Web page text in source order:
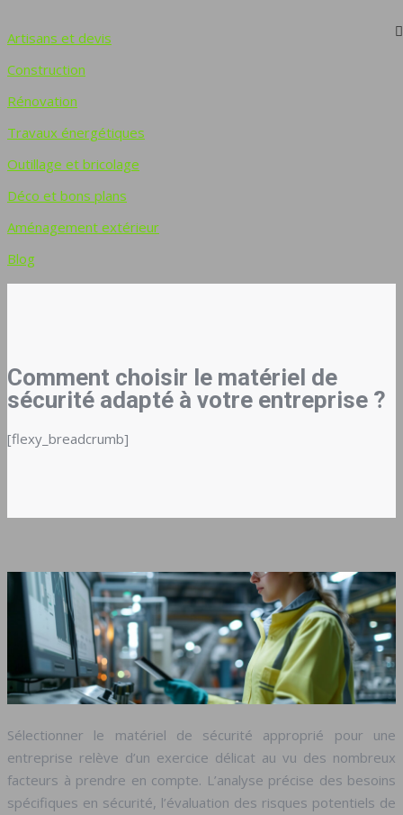
Artisans et devis
Construction
Rénovation
Travaux énergétiques
Outillage et bricolage
Déco et bons plans
Aménagement extérieur
Blog
Comment choisir le matériel de
sécurité adapté à votre entreprise ?
[flexy_breadcrumb]
Sélectionner le matériel de sécurité approprié pour une
entreprise relève d’un exercice délicat au vu des nombreux
facteurs à prendre en compte. L’analyse précise des besoins
spécifiques en sécurité, l’évaluation des risques potentiels de